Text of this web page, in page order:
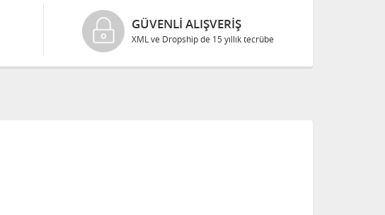
GÜVENLI ALIŞVERIŞ
XML ve Dropship de 15 yıllık tecrübe